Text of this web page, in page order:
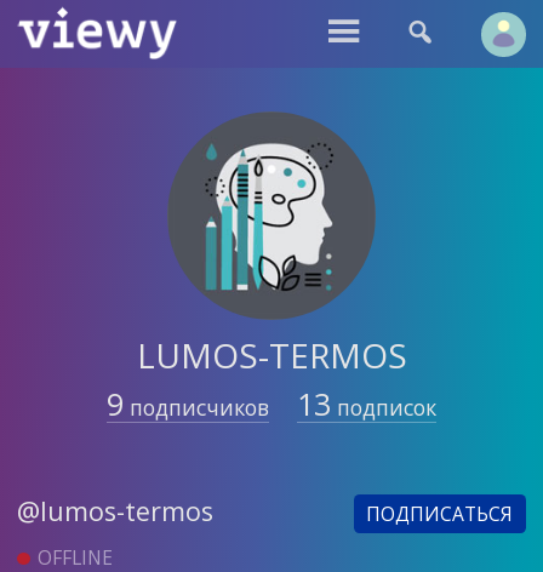
 
LUMOS-TERMOS
9 подписчиков 13 подписок
@lumos-termos
ПОДПИСАТЬСЯ
OFFLINE